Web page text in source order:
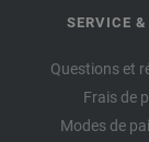
SERVICE
Questions et
Frais de
Modes de